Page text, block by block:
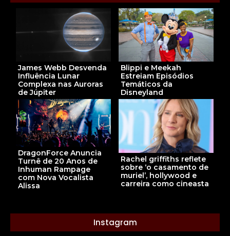
James Webb Desvenda
Influência Lunar
Complexa nas Auroras
de Júpiter
Blippi e Meekah
Estreiam Episódios
Temáticos da
Disneyland
DragonForce Anuncia
Turnê de 20 Anos de
Inhuman Rampage
com Nova Vocalista
Alissa
Rachel griffiths reflete
sobre ‘o casamento de
muriel’, hollywood e
carreira como cineasta
Instagram